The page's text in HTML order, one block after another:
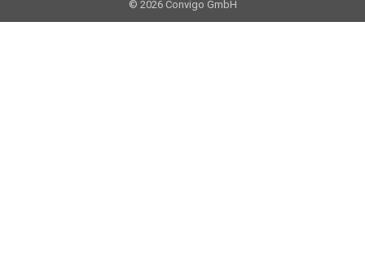
© 2026 Convigo GmbH